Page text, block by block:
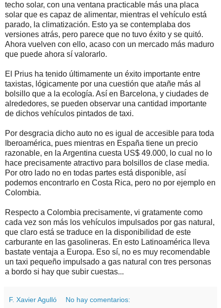
techo solar, con una ventana practicable más una placa
solar que es capaz de alimentar, mientras el vehículo está
parado, la climatización. Esto ya se contemplaba dos
versiones atrás, pero parece que no tuvo éxito y se quitó.
Ahora vuelven con ello, acaso con un mercado más maduro
que puede ahora sí valorarlo.
El Prius ha tenido últimamente un éxito importante entre
taxistas, lógicamente por una cuestión que atañe más al
bolsillo que a la ecología. Así en Barcelona, y ciudades de
alrededores, se pueden observar una cantidad importante
de dichos vehículos pintados de taxi.
Por desgracia dicho auto no es igual de accesible para toda
Iberoamérica, pues mientras en España tiene un precio
razonable, en la Argentina cuesta US$ 49.000, lo cual no lo
hace precisamente atractivo para bolsillos de clase media.
Por otro lado no en todas partes está disponible, así
podemos encontrarlo en Costa Rica, pero no por ejemplo en
Colombia.
Respecto a Colombia precisamente, vi gratamente como
cada vez son más los vehículos impulsados por gas natural,
que claro está se traduce en la disponibilidad de este
carburante en las gasolineras. En esto Latinoamérica lleva
bastate ventaja a Europa. Eso sí, no es muy recomendable
un taxi pequeño impulsado a gas natural con tres personas
a bordo si hay que subir cuestas...
F. Xavier Agulló No hay comentarios: